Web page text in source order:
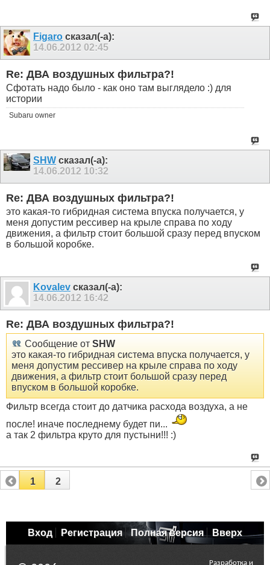
Figaro сказал(-а):
14.06.2012 02:45
Re: ДВА воздушных фильтра?!
Сфотать надо было - как оно там выглядело :) для
истории
Subaru owner
SHW сказал(-а):
14.06.2012 10:32
Re: ДВА воздушных фильтра?!
это какая-то гибридная система впуска получается, у
меня допустим рессивер на крыле справа по ходу
движения, а фильтр стоит большой сразу перед впуском
в большой коробке.
Kovalev сказал(-а):
14.06.2012 16:42
Re: ДВА воздушных фильтра?!
Сообщение от SHW
это какая-то гибридная система впуска получается, у
меня допустим рессивер на крыле справа по ходу
движения, а фильтр стоит большой сразу перед
впуском в большой коробке.
Фильтр всегда стоит до датчика расхода воздуха, а не
после! иначе последнему будет пи...
а так 2 фильтра круто для пустыни!!! :)
1 2
Вход Регистрация Полная версия Вверх
Разработка и